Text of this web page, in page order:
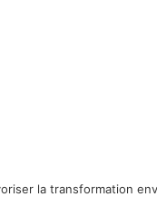
la transformation